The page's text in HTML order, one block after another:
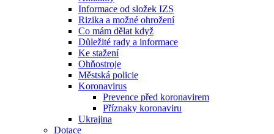
Informace od složek IZS
Rizika a možné ohrožení
Co mám dělat když
Důležité rady a informace
Ke stažení
Ohňostroje
Městská policie
Koronavirus
Prevence před koronavirem
Příznaky koronaviru
Ukrajina
Dotace